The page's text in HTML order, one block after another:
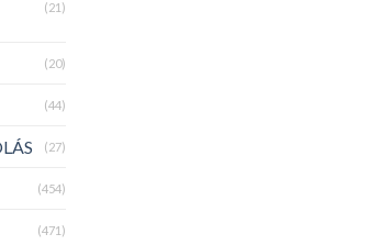
(21)
(20)
(44)
(27)
(454)
(471)